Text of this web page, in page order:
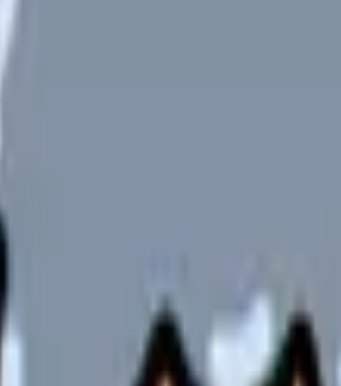
手当 + 役職給)
1300 万円
10 年超
× 月 2-3 件